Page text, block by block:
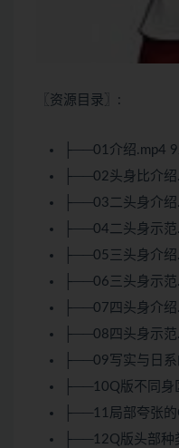
〖资源目录〗:
├──01介绍.mp4
├──02头身比介
├──03二头身介
├──04二头身示
├──05三头身介
├──06三头身示
├──07四头身介
├──08四头身示
├──09写实与日
├──10Q版不同身
├──11局部夸张
├──12Q版头部种